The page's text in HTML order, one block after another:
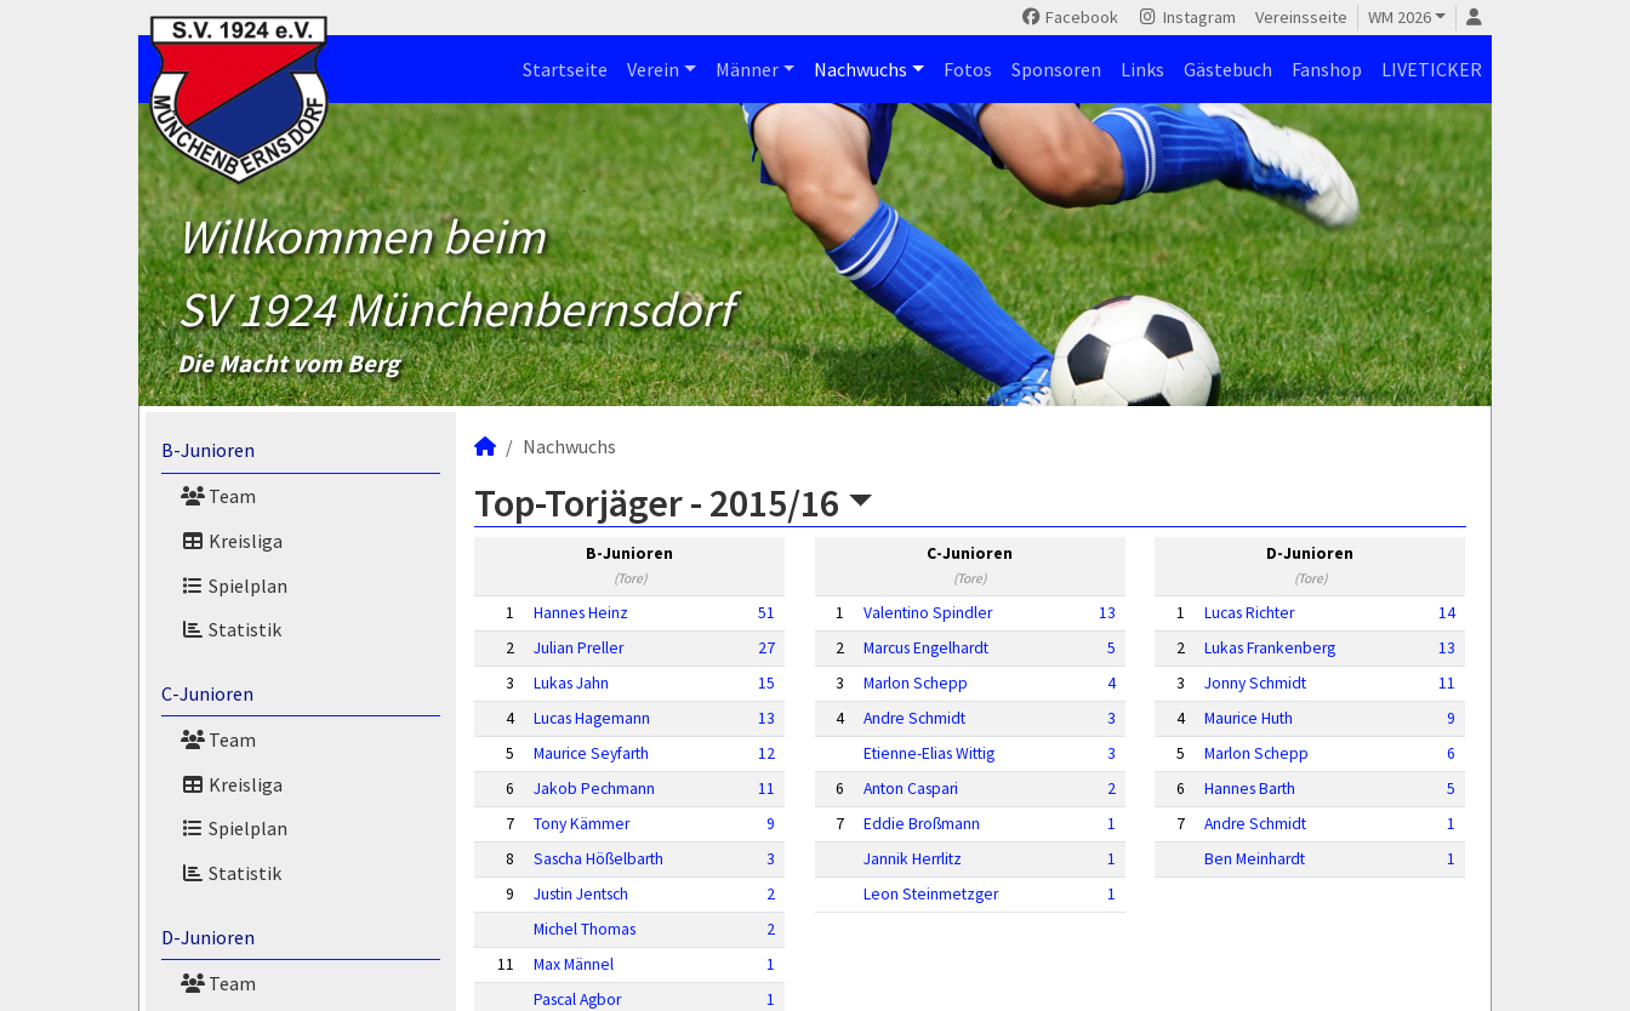
Facebook Instagram Vereinsseite WM 2026
Startseite Verein Männer Nachwuchs Fotos Sponsoren Links Gästebuch Fanshop LIVETICKER
Willkommen beim
SV 1924 Münchenbernsdorf
Die Macht vom Berg
B-Junioren
Team
Kreisliga
Spielplan
Statistik
C-Junioren
Team
Kreisliga
Spielplan
Statistik
D-Junioren
Team
Nachwuchs
Top-Torjäger - 2015/16
B-Junioren
(Tore)
1 Hannes Heinz
51
2
Julian Preller
27
3
Lukas Jahn
15
4
Lucas Hagemann
13
5
Maurice Seyfarth
12
6
Jakob Pechmann
11
7
Tony Kämmer
9
8
Sascha Hößelbarth
3
9
Justin Jentsch
2
Michel Thomas
2
11
Max Männel
1
Pascal Agbor
1
C-Junioren
(Tore)
1 Valentino Spindler
13
2
Marcus Engelhardt
5
3
Marlon Schepp
4
4
Andre Schmidt
3
Etienne-Elias Wittig
3
6
Anton Caspari
2
7
Eddie Broßmann
1
Jannik Herrlitz
1
Leon Steinmetzger
1
D-Junioren
(Tore)
1 Lucas Richter
14
2
Lukas Frankenberg
13
3
Jonny Schmidt
11
4
Maurice Huth
9
5
Marlon Schepp
6
6
Hannes Barth
5
7
Andre Schmidt
1
Ben Meinhardt
1